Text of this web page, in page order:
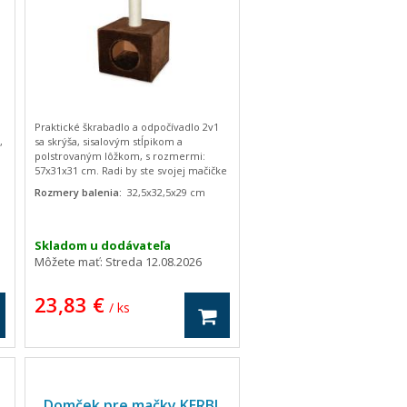
Skladom u dodávateľa
Môžete mať: Streda 12.08.2026
23,83 € / ks
Praktické škrabadlo a odpočívadlo 2v1
sa skrýša, sisalovým stĺpikom a
polstrovaným lôžkom, s rozmermi:
57x31x31 cm. Radi by ste svojej mačičke
kam s ním? Chcete Vášmu miláčikovi
nábytku, ale radi by ste niečo decentné?
Škrabadlo Garfield vám zaberie
svojmu miláčikovi pocit dôležitosti a
obdarujte ho týmto skvelým
Rozmery balenia: 32,5x32,5x29 cm